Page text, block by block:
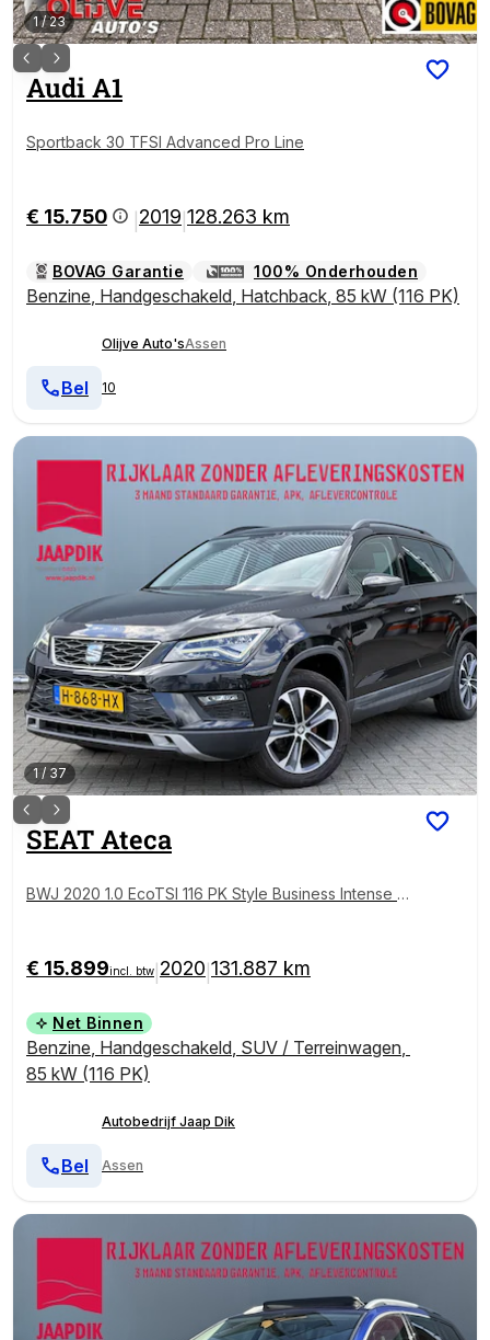
1/23
AudiA1
Sportback 30 TFSI Advanced Pro Line
€ 15.750 2019 128.263 km
BOVAG Garantie 100% Onderhouden
Benzine, Handgeschakeld, Hatchback, 85 kW (116 PK)
Olijve Auto'sAssen
10
Bel
1 / 37
SEATAteca
BWJ 2020 1.0 EcoTSI 116 PK Style Business Intense T
LUETOOTH | CAMERA | PDC | LMV | MULTIFUNCT. S
TUUR
€ 15.899incl. btw 2020 131.887 km
Net Binnen
Benzine, Handgeschakeld, SUV / Terreinwagen,
85 kW (116 PK)
Autobedrijf Jaap Dik
Assen
Bel